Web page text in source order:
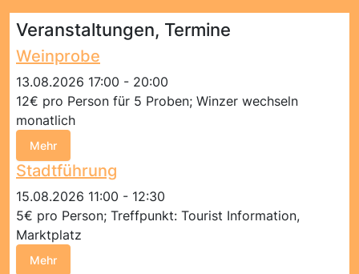
Veranstaltungen, Termine
Weinprobe
13.08.2026 17:00 - 20:00
12€ pro Person für 5 Proben; Winzer wechseln
monatlich
Mehr
Stadtführung
15.08.2026 11:00 - 12:30
5€ pro Person; Treffpunkt: Tourist Information,
Marktplatz
Mehr